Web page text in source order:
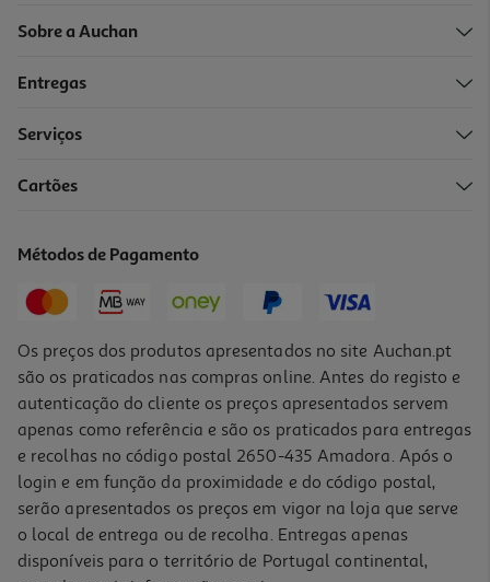
Sobre a Auchan
Entregas
Serviços
Cartões
Métodos de Pagamento
Os preços dos produtos apresentados no site Auchan.pt
são os praticados nas compras online. Antes do registo e
autenticação do cliente os preços apresentados servem
apenas como referência e são os praticados para entregas
e recolhas no código postal 2650-435 Amadora. Após o
login e em função da proximidade e do código postal,
serão apresentados os preços em vigor na loja que serve
o local de entrega ou de recolha. Entregas apenas
disponíveis para o território de Portugal continental,